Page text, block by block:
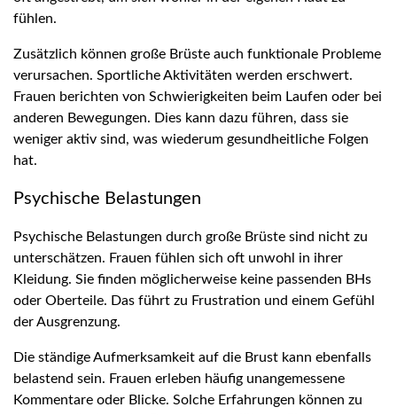
fühlen.
Zusätzlich können große Brüste auch funktionale Probleme
verursachen. Sportliche Aktivitäten werden erschwert.
Frauen berichten von Schwierigkeiten beim Laufen oder bei
anderen Bewegungen. Dies kann dazu führen, dass sie
weniger aktiv sind, was wiederum gesundheitliche Folgen
hat.
Psychische Belastungen
Psychische Belastungen durch große Brüste sind nicht zu
unterschätzen. Frauen fühlen sich oft unwohl in ihrer
Kleidung. Sie finden möglicherweise keine passenden BHs
oder Oberteile. Das führt zu Frustration und einem Gefühl
der Ausgrenzung.
Die ständige Aufmerksamkeit auf die Brust kann ebenfalls
belastend sein. Frauen erleben häufig unangemessene
Kommentare oder Blicke. Solche Erfahrungen können zu